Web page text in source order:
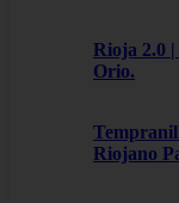
Rioja 2.0
Orio.
Riojano